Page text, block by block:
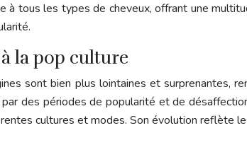
tous les types de cheveux, offrant une
la pop culture
sont bien plus lointaines et surprenantes,
des périodes de popularité et de
cultures et modes. Son évolution reflète